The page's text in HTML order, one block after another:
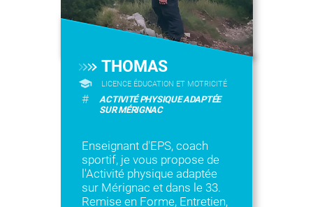
THOMAS
LICENCE ÉDUCATION ET MOTRICITÉ
#
ACTIVITÉ PHYSIQUE ADAPTÉE
SUR MÉRIGNAC
Enseignant d'EPS, coach
sportif, je vous propose de
l'Activité physique adaptée
sur Mérignac et dans le 33.
Remise en Forme, Entretien,